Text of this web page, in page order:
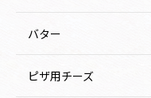
バター
ピザ用チーズ